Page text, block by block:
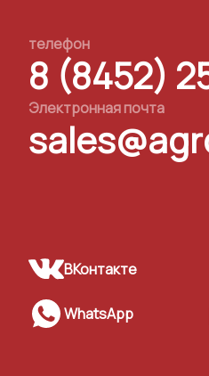
телефон
8 (8452)
Электронная почта
ВКонтакте
WhatsApp